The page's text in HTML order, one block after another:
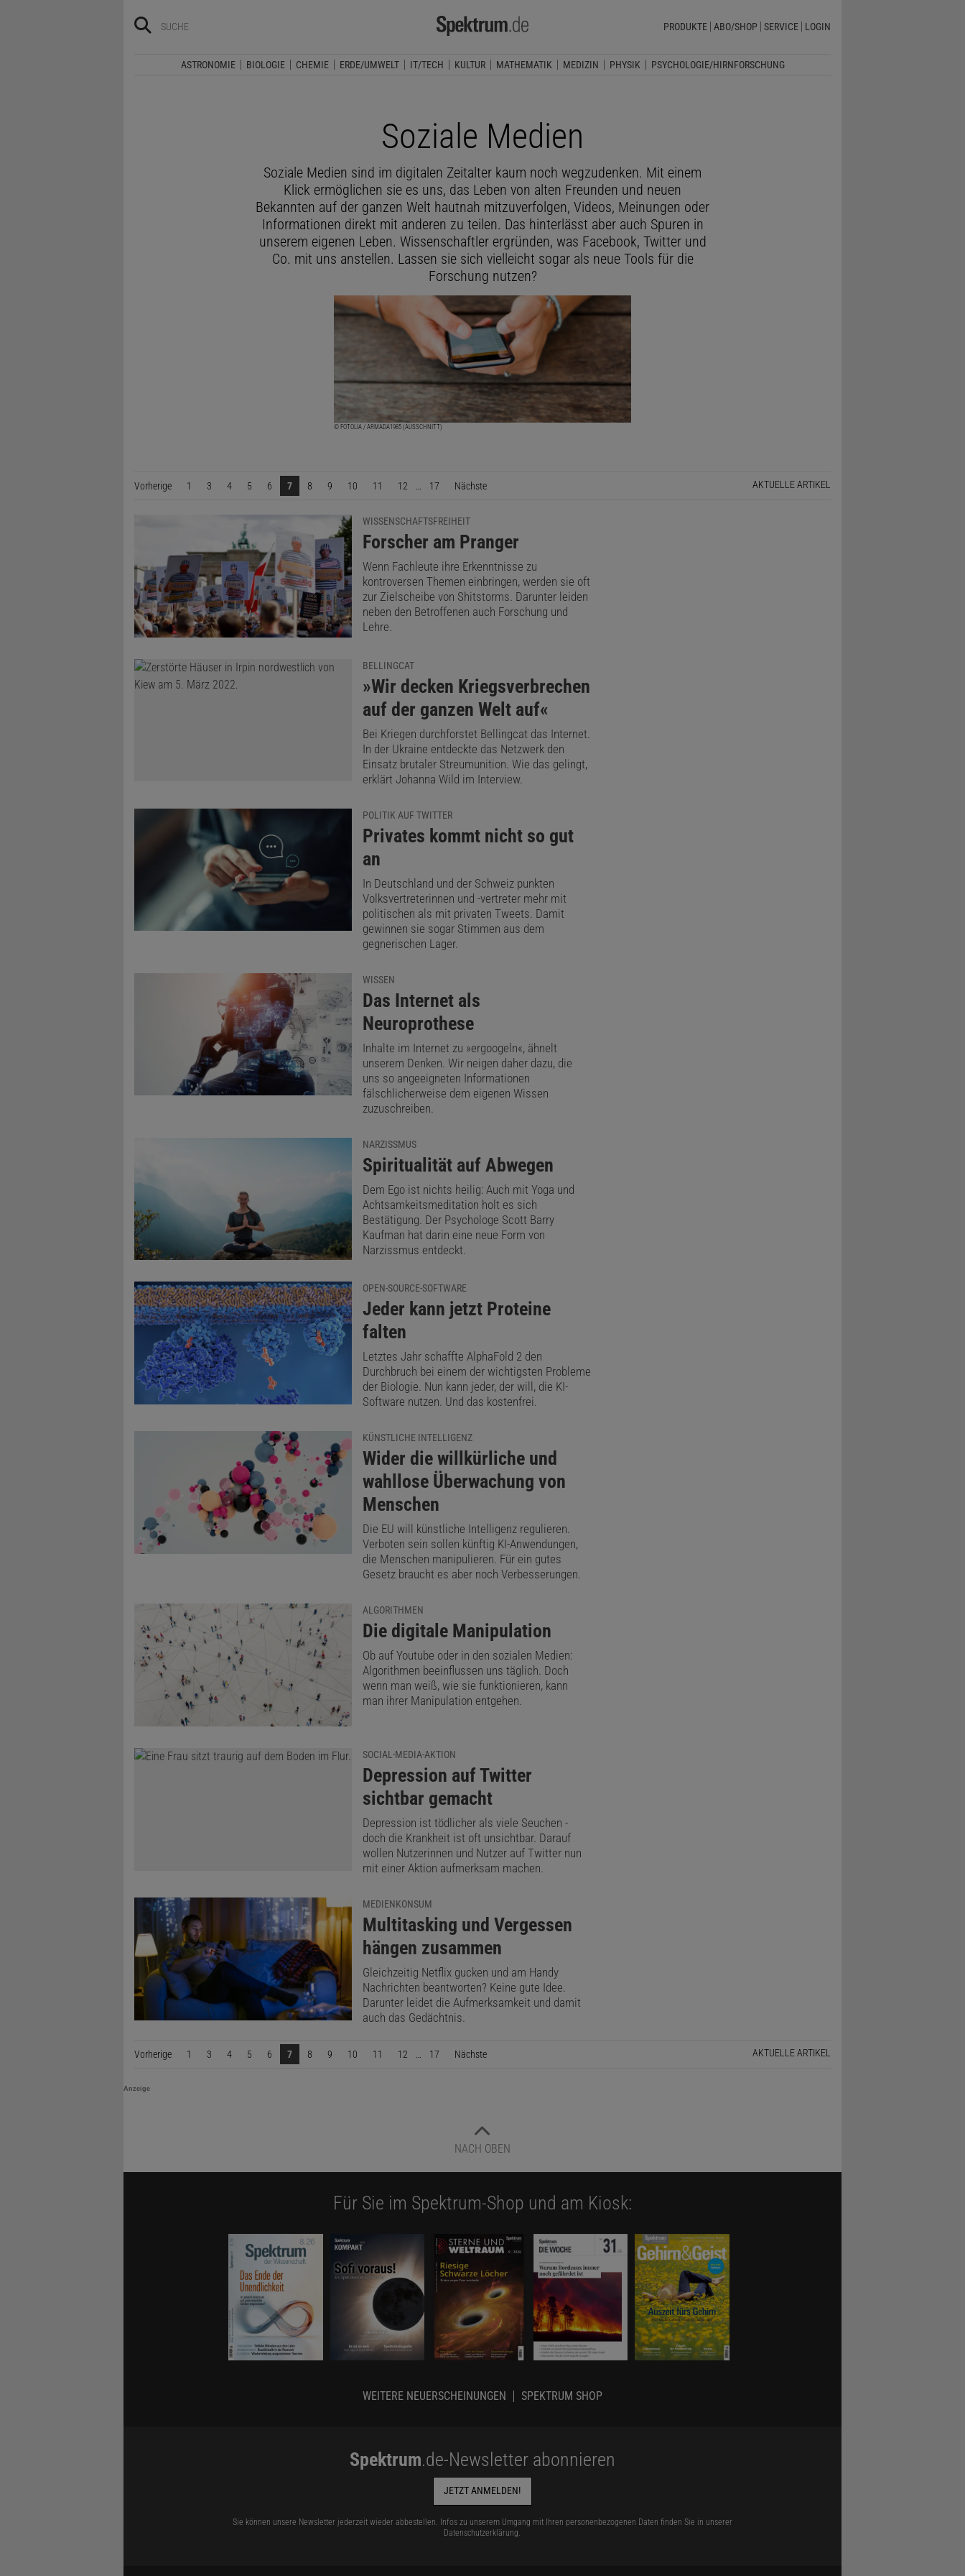
PRODUKTE ABO/SHOP SERVICE LOGIN
ASTRONOMIE BIOLOGIE CHEMIE ERDE/UMWELT IT/TECH KULTUR MATHEMATIK MEDIZIN PHYSIK PSYCHOLOGIE/HIRNFORSCHUNG
Soziale Medien
Soziale Medien sind im digitalen Zeitalter kaum noch wegzudenken. Mit einem
Klick ermöglichen sie es uns, das Leben von alten Freunden und neuen
Bekannten auf der ganzen Welt hautnah mitzuverfolgen, Videos, Meinungen oder
Informationen direkt mit anderen zu teilen. Das hinterlässt aber auch Spuren in
unserem eigenen Leben. Wissenschaftler ergründen, was Facebook, Twitter und
Co. mit uns anstellen. Lassen sie sich vielleicht sogar als neue Tools für die
Forschung nutzen?
© FOTOLIA / ARMADA1985 (AUSSCHNITT)
Vorherige Seite1 3 4 5 6 7 8 9 10 11 12 … 17 Nächste AKTUELLE ARTIKEL
WISSENSCHAFTSFREIHEIT
:
Forscher am Pranger
Wenn Fachleute ihre Erkenntnisse zu
kontroversen Themen einbringen, werden sie oft
zur Zielscheibe von Shitstorms. Darunter leiden
neben den Betroffenen auch Forschung und
Lehre.
BELLINGCAT
:
»Wir decken Kriegsverbrechen
auf der ganzen Welt auf«
Bei Kriegen durchforstet Bellingcat das Internet.
In der Ukraine entdeckte das Netzwerk den
Einsatz brutaler Streumunition. Wie das gelingt,
erklärt Johanna Wild im Interview.
POLITIK AUF TWITTER
:
Privates kommt nicht so gut
an
In Deutschland und der Schweiz punkten
Volksvertreterinnen und -vertreter mehr mit
politischen als mit privaten Tweets. Damit
gewinnen sie sogar Stimmen aus dem
gegnerischen Lager.
WISSEN
:
Das Internet als
Neuroprothese
Inhalte im Internet zu »ergoogeln«, ähnelt
unserem Denken. Wir neigen daher dazu, die
uns so angeeigneten Informationen
fälschlicherweise dem eigenen Wissen
zuzuschreiben.
NARZISSMUS
:
Spiritualität auf Abwegen
Dem Ego ist nichts heilig: Auch mit Yoga und
Achtsamkeitsmeditation holt es sich
Bestätigung. Der Psychologe Scott Barry
Kaufman hat darin eine neue Form von
Narzissmus entdeckt.
OPEN-SOURCE-SOFTWARE
:
Jeder kann jetzt Proteine
falten
Letztes Jahr schaffte AlphaFold 2 den
Durchbruch bei einem der wichtigsten Probleme
der Biologie. Nun kann jeder, der will, die KI-
Software nutzen. Und das kostenfrei.
KÜNSTLICHE INTELLIGENZ
:
Wider die willkürliche und
wahllose Überwachung von
Menschen
Die EU will künstliche Intelligenz regulieren.
Verboten sein sollen künftig KI-Anwendungen,
die Menschen manipulieren. Für ein gutes
Gesetz braucht es aber noch Verbesserungen.
ALGORITHMEN
:
Die digitale Manipulation
Ob auf Youtube oder in den sozialen Medien:
Algorithmen beeinflussen uns täglich. Doch
wenn man weiß, wie sie funktionieren, kann
man ihrer Manipulation entgehen.
SOCIAL-MEDIA-AKTION
:
Depression auf Twitter
sichtbar gemacht
Depression ist tödlicher als viele Seuchen -
doch die Krankheit ist oft unsichtbar. Darauf
wollen Nutzerinnen und Nutzer auf Twitter nun
mit einer Aktion aufmerksam machen.
MEDIENKONSUM
:
Multitasking und Vergessen
hängen zusammen
Gleichzeitig Netflix gucken und am Handy
Nachrichten beantworten? Keine gute Idee.
Darunter leidet die Aufmerksamkeit und damit
auch das Gedächtnis.
Vorherige Seite1 3 4 5 6 7 8 9 10 11 12 17 Nächste AKTUELLE ARTIKEL
Anzeige
NACH OBEN
Für Sie im Spektrum-Shop und am Kiosk:
WEITERE NEUERSCHEINUNGEN SPEKTRUM SHOP
Spektrum.de-Newsletter abonnieren
JETZT ANMELDEN!
Sie können unsere Newsletter jederzeit wieder abbestellen. Infos zu unserem Umgang mit Ihren personenbezogenen Daten finden Sie in unserer
Datenschutzerklärung.